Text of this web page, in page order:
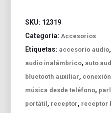
SKU: 12319
Categoría: Accesorios
Etiquetas: accesorio audio,
audio inalámbrico, auto
bluetooth auxiliar,
música desde teléfono,
portátil , receptor, receptor